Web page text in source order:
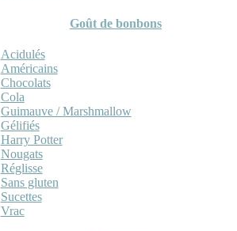
Goût de bonbons
Acidulés
Américains
Chocolats
Cola
Guimauve / Marshmallow
Gélifiés
Harry Potter
Nougats
Réglisse
Sans gluten
Sucettes
Vrac